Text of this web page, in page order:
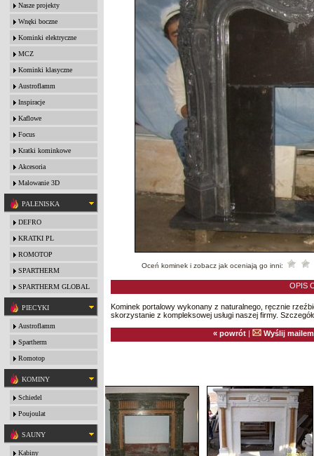
Nasze projekty
Wnęki boczne
Kominki elektryczne
MCZ
Kominki klasyczne
Austroflamm
Inspiracje
Kaflowe
Focus
Kratki kominkowe
Akcesoria
Malowanie 3D
PALENISKA
DEFRO
KRATKI PL
ROMOTOP
SPARTHERM
SPARTHERM GLOBAL
PIECYKI
Austroflamm
Spartherm
Romotop
KOMINY
Schiedel
Poujoulat
SAUNY
Kabiny
Oceń kominek i zobacz jak oceniają go inni:
OPIS
Kominek portalowy wykonany z naturalnego, ręcznie
skorzystanie z kompleksowej usługi naszej firmy.
« powrót| Wyślij